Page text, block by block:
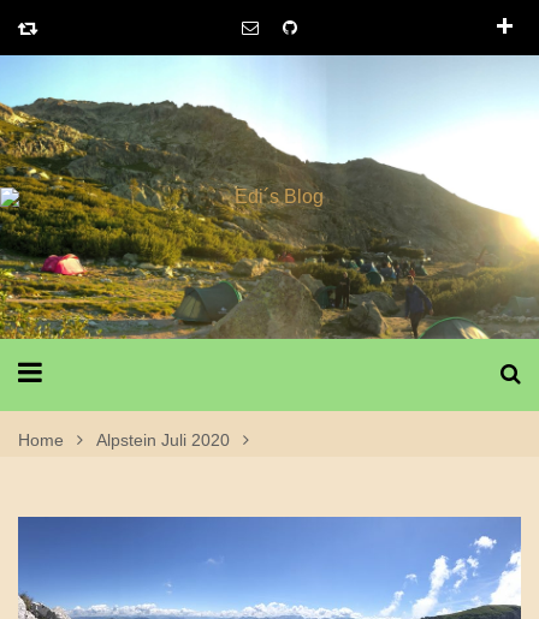
Home
Alpstein Juli 2020